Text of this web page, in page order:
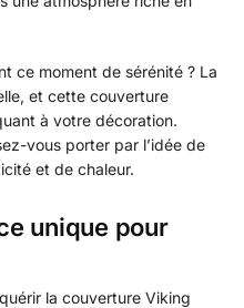
ce moment de sérénité ? La
et cette couverture
à votre décoration.
vous porter par l’idée de
et de chaleur.
unique pour
la couverture Viking